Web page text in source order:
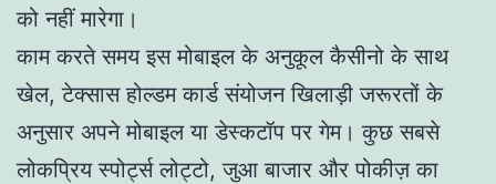
को नहीं मारेगा।
काम करते समय इस मोबाइल के अनुकूल कैसीनो के साथ
खेल, टेक्सास होल्डम कार्ड संयोजन खिलाड़ी जरूरतों के
अनुसार अपने मोबाइल या डेस्कटॉप पर गेम। कुछ सबसे
लोकप्रिय स्पोर्ट्स लोट्टो, जुआ बाजार और पोकीज़ का